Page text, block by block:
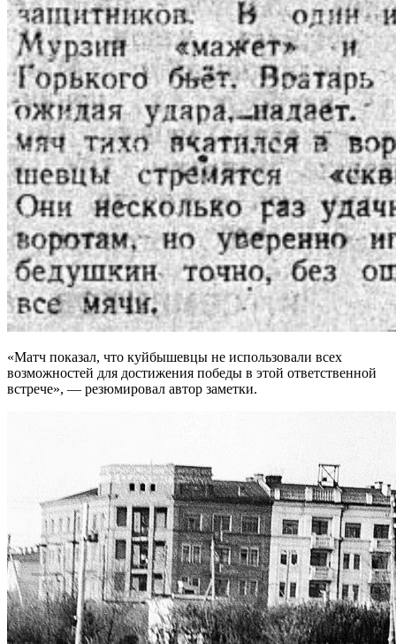
«Матч показал, что куйбышевцы не использовали всех
возможностей для достижения победы в этой ответственной
встрече», — резюмировал автор заметки.